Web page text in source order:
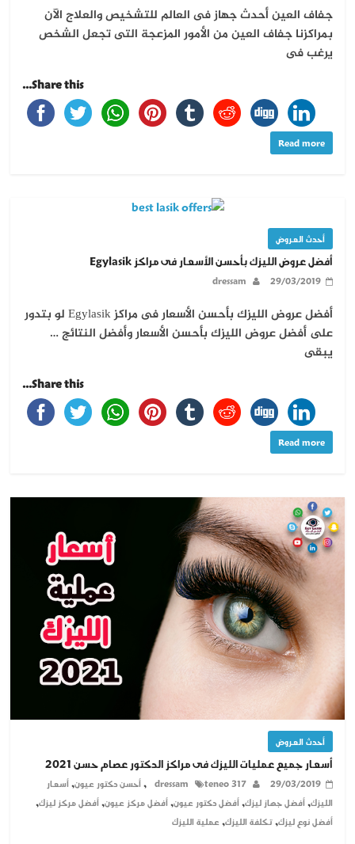
جفاف العين أحدث جهاز فى العالم للتشخيص والعلاج الآن
بمراكزنا جفاف العين من الأمور المزعجة التى تجعل الشخص
يرغب فى
Share this...
Read more
أحدث العروض
أفضل عروض الليزك بأحسن الأسعار فى مراكز Egylasik
29/03/2019
dressam
أفضل عروض الليزك بأحسن الأسعار فى مراكز Egylasik لو بتدور
على أفضل عروض الليزك بأحسن الأسعار وأفضل النتائج …
يبقى
Share this...
Read more
أحدث العروض
أسعار جميع عمليات الليزك فى مراكز الدكتور عصام حسن 2021
29/03/2019
dressam teneo 317
,أحسن دكتور عيون,أسعار
الليزك,أفضل جهاز ليزك,أفضل دكتور عيون,أفضل مركز عيون,أفضل مركز ليزك,
أفضل نوع ليزك,تكلفة الليزك,عملية الليزك